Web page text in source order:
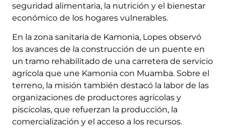
seguridad alimentaria, la nutrición y el bienestar
económico de los hogares vulnerables.
En la zona sanitaria de Kamonia, Lopes observó
los avances de la construcción de un puente en
un tramo rehabilitado de una carretera de servicio
agrícola que une Kamonia con Muamba. Sobre el
terreno, la misión también destacó la labor de las
organizaciones de productores agrícolas y
piscícolas, que refuerzan la producción, la
comercialización y el acceso a los recursos.